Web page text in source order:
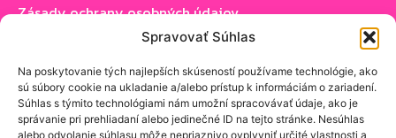
Spravovať Súhlas
Na poskytovanie tých najlepších skúseností používame technológie, ako
sú súbory cookie na ukladanie a/alebo prístup k informáciám o zariadení.
Súhlas s týmito technológiami nám umožní spracovávať údaje, ako je
správanie pri prehliadaní alebo jedinečné ID na tejto stránke. Nesúhlas
alebo odvolanie súhlasu môže nepriaznivo ovplyvniť určité vlastnosti a
Zásady ochrany osobných údajov
Zásady používania cookie (EÚ)
Sledujte nás